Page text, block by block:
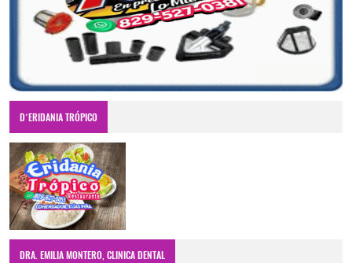
D´ERIDANIA TRÓPICO
DRA. EMILIA MONTERO, CLINICA DENTAL